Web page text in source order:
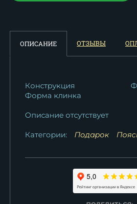
ОПИСАНИЕ ОТЗЫВЫ
Конструкция
Форма клинка
Описание отсутствует
Категории: Подарок